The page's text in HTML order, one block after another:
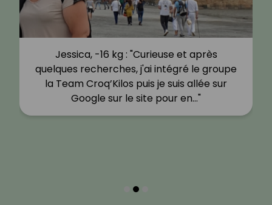
Jessica, -16 kg : "Curieuse et après
quelques recherches, j'ai intégré le groupe
la Team Croq’Kilos puis je suis allée sur
Google sur le site pour en…"